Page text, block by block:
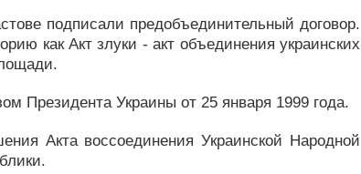
подписали предобъединительный договор.
как Акт злуки - акт объединения украинских
Президента Украины от 25 января 1999 года.
Акта воссоединения Украинской Народной